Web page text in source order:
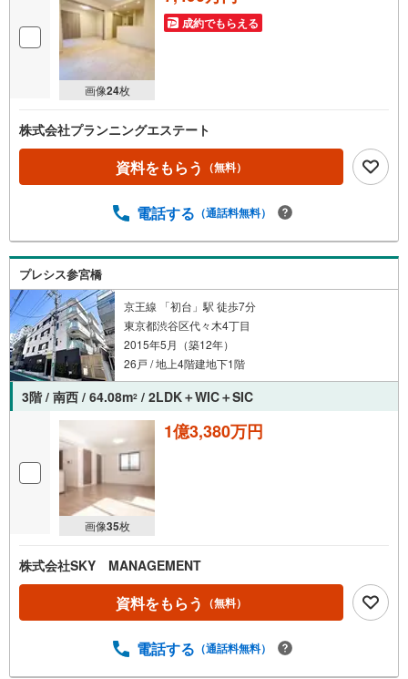
画像24枚
成約でもらえる
株式会社プランニングエステート
資料をもらう （無料）
電話する （通話料無料）
プレシス参宮橋
京王線 「初台」駅 徒歩7分
東京都渋谷区代々木4丁目
2015年5月（築12年）
26戸 / 地上4階建地下1階
3階 / 南西 / 64.08m2 / 2LDK＋WIC＋SIC
画像35枚
1億3,380万円
株式会社SKY MANAGEMENT
資料をもらう （無料）
電話する （通話料無料）